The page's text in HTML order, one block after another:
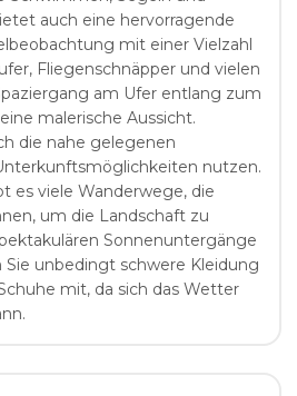
auch eine hervorragende
mit einer Vielzahl
Fliegenschnäpper und vielen
am Ufer entlang zum
malerische Aussicht.
die nahe gelegenen
nutzen.
es viele Wanderwege, die
um die Landschaft zu
Sonnenuntergänge
unbedingt schwere Kleidung
mit, da sich das Wetter